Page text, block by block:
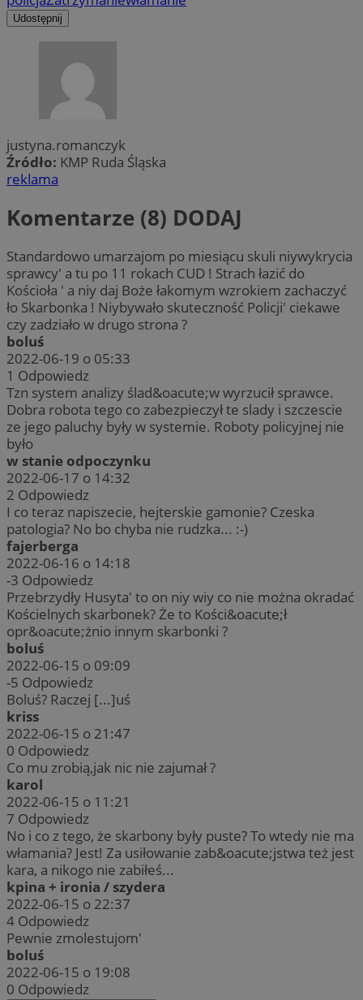
Udostępnij
justyna.romanczyk
Źródło: KMP Ruda Śląska
reklama
Komentarze (8) DODAJ
Standardowo umarzajom po miesiącu skuli niywykrycia
sprawcy' a tu po 11 rokach CUD ! Strach łazić do
Kościoła ' a niy daj Boże łakomym wzrokiem zachaczyć
ło Skarbonka ! Niybywało skuteczność Policji' ciekawe
czy zadziało w drugo strona ?
boluś
2022-06-19 o 05:33
1 Odpowiedz
Tzn system analizy ślad&oacute;w wyrzucił sprawce.
Dobra robota tego co zabezpieczył te slady i szczescie
ze jego paluchy były w systemie. Roboty policyjnej nie
było
w stanie odpoczynku
2022-06-17 o 14:32
2 Odpowiedz
I co teraz napiszecie, hejterskie gamonie? Czeska
patologia? No bo chyba nie rudzka... :-)
fajerberga
2022-06-16 o 14:18
-3 Odpowiedz
Przebrzydły Husyta' to on niy wiy co nie można okradać
Kościelnych skarbonek? Że to Kości&oacute;ł
opr&oacute;żnio innym skarbonki ?
boluś
2022-06-15 o 09:09
-5 Odpowiedz
Boluś? Raczej [...]uś
kriss
2022-06-15 o 21:47
0 Odpowiedz
Co mu zrobią,jak nic nie zajumał ?
karol
2022-06-15 o 11:21
7 Odpowiedz
No i co z tego, że skarbony były puste? To wtedy nie ma
włamania? Jest! Za usiłowanie zab&oacute;jstwa też jest
kara, a nikogo nie zabiłeś...
kpina + ironia / szydera
2022-06-15 o 22:37
4 Odpowiedz
Pewnie zmolestujom'
boluś
2022-06-15 o 19:08
0 Odpowiedz